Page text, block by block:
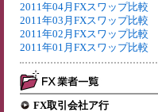
2011年04月FXスワップ比較
2011年03月FXスワップ比較
2011年02月FXスワップ比較
2011年01月FXスワップ比較
FX取引会社ア行